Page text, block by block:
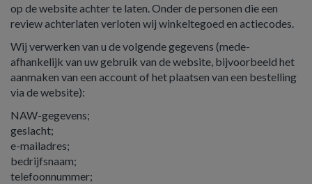
op de website achter te laten. Onder de personen die een
review achterlaten verloten wij winkeltegoed en actiecodes.
Wij verwerken van u de volgende gegevens (mede-
afhankelijk van uw gebruik van de website, bijvoorbeeld het
aanmaken van een account of het plaatsen van een bestelling
via de website):
NAW-gegevens;
geslacht;
e-mailadres;
bedrijfsnaam;
telefoonnummer;